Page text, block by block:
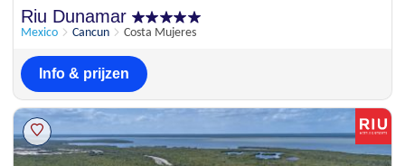
Riu Dunamar
Mexico Cancun Costa Mujeres
Info & prijzen